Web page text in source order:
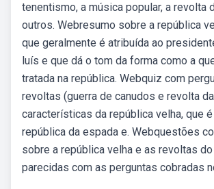
tenentismo, a música popular, a revolta
outros. Webresumo sobre a república
que geralmente é atribuída ao
luís e que dá o tom da forma como a
tratada na república. Webquiz com
revoltas (guerra de canudos e revolta
características da república velha, que
república da espada e. Webquestões
sobre a república velha e as revoltas
parecidas com as perguntas cobradas